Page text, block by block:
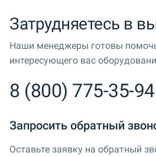
Затрудняетесь в
Наши менеджеры готовы
интересующего вас
8 (800) 775-35-94
Запросить обратный
Оставьте заявку на обратный